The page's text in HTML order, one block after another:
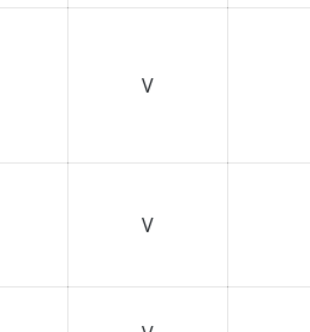
V
V